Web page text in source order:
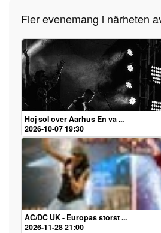
Fler evenemang i närheten
Hoj sol over Aarhus En va ...
2026-10-07 19:30
AC/DC UK - Europas storst ...
2026-11-28 21:00